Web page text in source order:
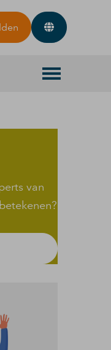
van